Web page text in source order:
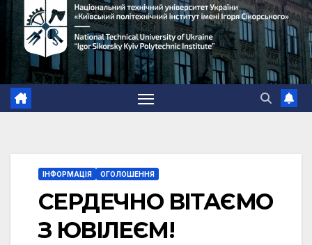
ІНФОРМАЦІЯ ОГОЛОШЕННЯ
СЕРДЕЧНО ВІТАЄМО
З ЮВІЛЕЄМ!